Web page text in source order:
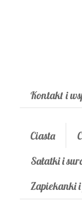
Kontakt i
Ciasta
Sałatki i
Zapiekanki i